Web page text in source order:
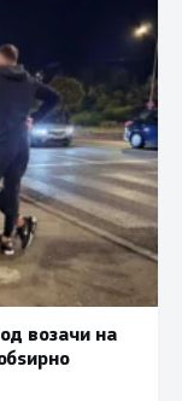
возачи на